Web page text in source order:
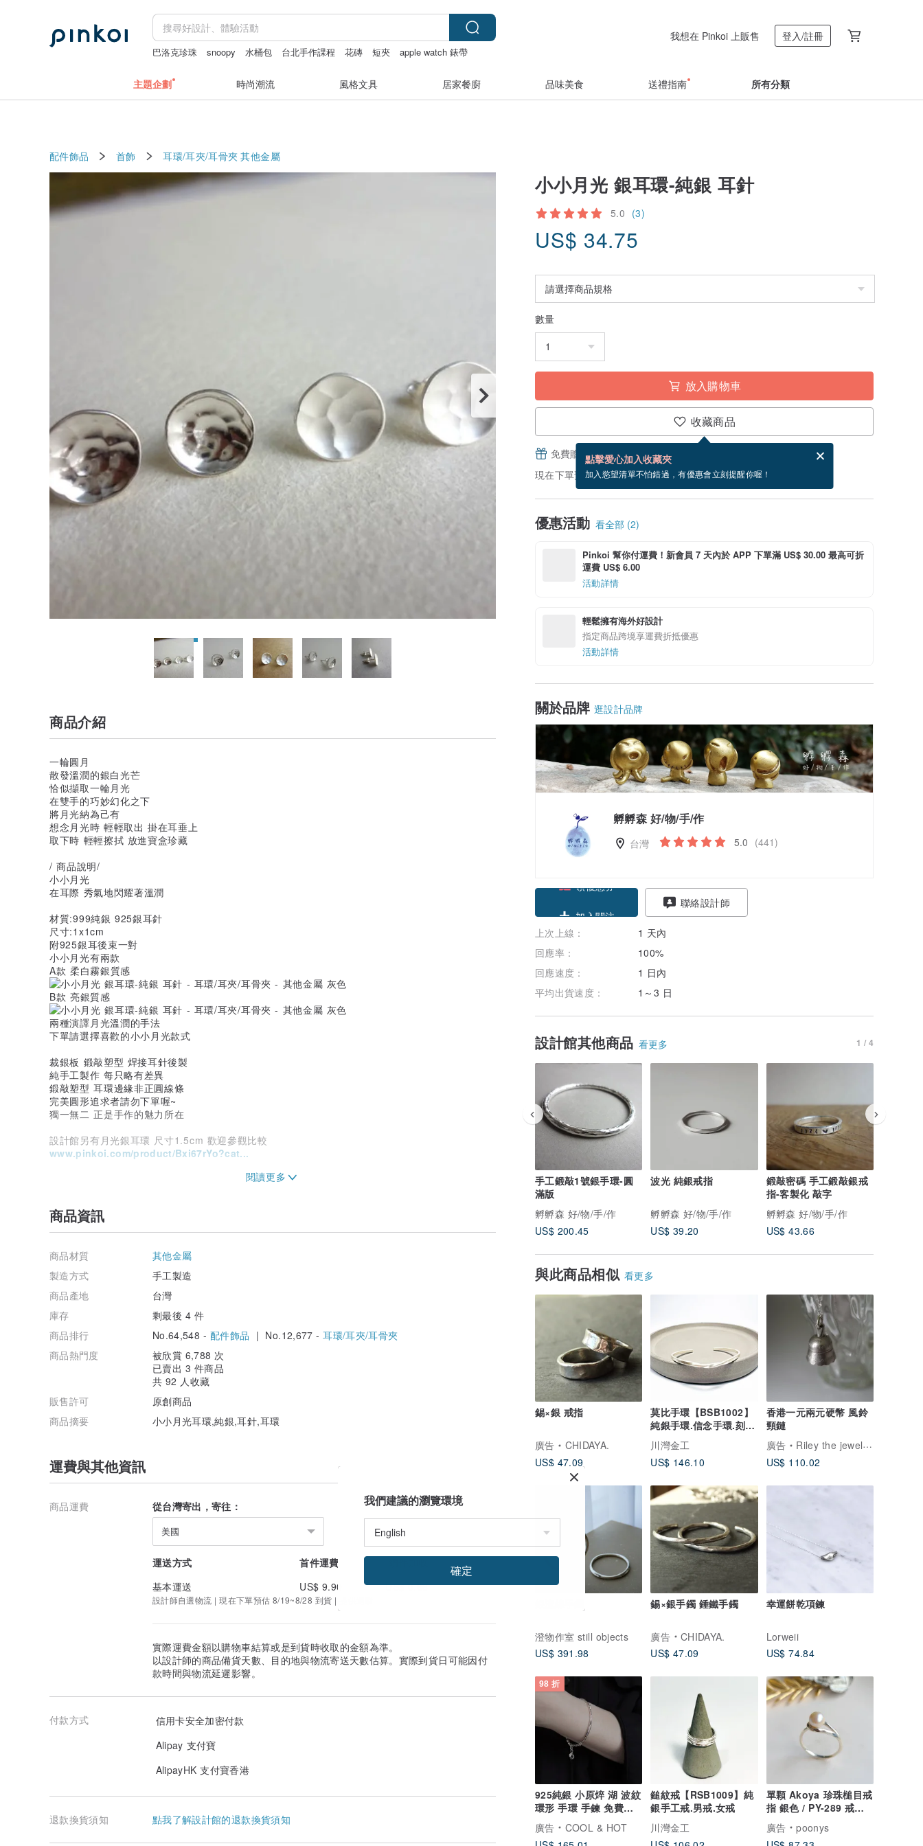
巴洛克珍珠 snoopy 水桶包 台北手作課程 花磚 短夾
apple watch 錶帶
我想在 Pinkoi 上販售 登入/註冊
主題企劃 時尚潮流 風格文具 居家餐廚 品味美食 送禮指南 所有分類
配件飾品 首飾 耳環/耳夾/耳骨夾 其他金屬
小小月光 銀耳環-純銀 耳針
5.0 (3)
US$ 34.75
數量
放入購物車
收藏商品
點擊愛心加入收藏夾
加入慾望清單不怕錯過，有優惠會立刻提醒你喔！
免費贈送電子賀卡，結帳完成後填寫
現在下單預估 8/19~8/28 到貨。
優惠活動 看全部 (2)
Pinkoi 幫你付運費！新會員 7 天內於 APP 下單滿 US$ 30.00 最高可折
運費 US$ 6.00
活動詳情
輕鬆擁有海外好設計
指定商品跨境享運費折抵優惠
活動詳情
關於品牌 逛設計品牌
孵孵森 好/物/手/作
台灣 5.0 (441)
加入關注
聯絡設計師
上次上線：
1 天內
回應率：
100%
回應速度：
1 日內
平均出貨速度：
1～3 日
設計館其他商品 看更多 1 / 4
手工鍛敲1號銀手環-圓
滿版
孵孵森 好/物/手/作
US$ 200.45
波光 純銀戒指
孵孵森 好/物/手/作
US$ 39.20
鍛敲密碼 手工鍛敲銀戒
指-客製化 敲字
孵孵森 好/物/手/作
US$ 43.66
與此商品相似 看更多
錫×銀 戒指
廣告
CHIDAYA.
US$ 47.09
莫比手環【BSB1002】
純銀手環.信念手環.刻字
手環
川灣金工
US$ 146.10
香港一元兩元硬幣 風鈴
頸鏈
廣告
Riley the jewellery
US$ 110.02
澄物作室 still objects
US$ 391.98
錫×銀手鐲 錘鐵手鐲
廣告
CHIDAYA.
US$ 47.09
幸運餅乾項鍊
Lorweii
US$ 74.84
98 折
925純銀 小原焠 湖 波紋
環形 手環 手鍊 免費送
禮包裝
廣告
COOL & HOT
鎚紋戒【RSB1009】純
銀手工戒.男戒.女戒
川灣金工
單顆 Akoya 珍珠槌目戒
指 銀色 / PY-289 戒指
廣告
poonys
商品介紹
一輪圓月
散發溫潤的銀白光芒
恰似擷取一輪月光
在雙手的巧妙幻化之下
將月光納為己有
想念月光時 輕輕取出 掛在耳垂上
取下時 輕輕擦拭 放進寶盒珍藏
/ 商品說明/
小小月光
在耳際 秀氣地閃耀著溫潤
材質:999純銀 925銀耳針
尺寸:1x1cm
附925銀耳後束一對
小小月光有兩款
A款 柔白霧銀質感
B款 亮銀質感
兩種演譯月光溫潤的手法
下單請選擇喜歡的小小月光款式
裁銀板 鍛敲塑型 焊接耳針後製
純手工製作 每只略有差異
鍛敲塑型 耳環邊緣非正圓線條
完美圓形追求者請勿下單喔~
獨一無二 正是手作的魅力所在
設計館另有月光銀耳環 尺寸1.5cm 歡迎參觀比較
www.pinkoi.com/product/Bxi67rYo?cat...
質感:霧面/亮面任選
耳針位置:正中
歡迎來訊討論客製細節~
/ 保養方式 /
配戴後請以拭銀布清潔 再放入夾鍊袋收藏
/包裝說明/
出貨附贈精美黑盒包裝及拭銀布與收藏用夾鏈袋
產地/製造方式
Handmade In Tainan
商品資訊
商品材質
其他金屬
製造方式
手工製造
商品產地
台灣
庫存
剩最後 4 件
商品排行
No.64,548 - 配件飾品 | No.12,677 -耳環/耳夾/耳骨夾
商品熱門度
被欣賞 6,788 次
已賣出 3 件商品
共 92 人收藏
販售許可
原創商品
商品摘要
小小月光耳環,純銀,耳針,耳環
運費與其他資訊
商品運費 從台灣寄出，寄往：
美國
運送方式 首件運費
基本運送
US$ 9.90 US$ 0.66
設計師自選物流 | 現在下單預估 8/19~8/28 到貨 | 提供追蹤
實際運費金額以購物車結算或是到貨時收取的金額為準。
以設計師的商品備貨天數、目的地與物流寄送天數估算。實際到貨日可能因付
款時間與物流延遲影響。
付款方式
信用卡安全加密付款
Alipay 支付寶
AlipayHK 支付寶香港
退款換貨須知 點我了解設計館的退款換貨須知
我們建議的瀏覽環境
確定